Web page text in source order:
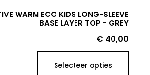
WARM ECO KIDS LONG-SLEEVE
BASE LAYER TOP - GREY
Prijs
€ 40,00
Selecteer opties